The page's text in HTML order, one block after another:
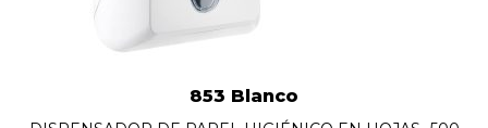
853 Blanco